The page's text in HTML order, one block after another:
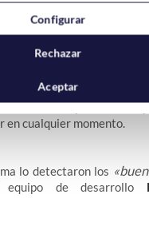
no se ha detectado
Protection, pero eso no
en cualquier momento.
lo detectaron los
de desarrollo
Configurar
Rechazar
Aceptar